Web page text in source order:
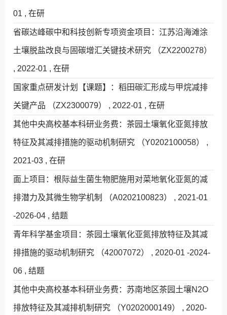
01 , 在研
省碳达峰碳中和科技创新专项资金项目：江苏沿海滩涂
土壤脱盐改良与固碳增汇关键技术研究 （ZX2200278）
, 2022-01 , 在研
国家重点研发计划【课题】：稻田碳汇形成与甲烷减排
关键产品 （ZX2300079） , 2022-01 , 在研
其他中央高校基本科研业务费：茶园土壤氧化亚氮排放
特征及其减排措施的驱动机制研究 （Y0202100058） ,
2021-03 , 在研
面上项目：根际益生菌生物肥施用对菜地氧化亚氮的减
排潜力及其微生物学机制 （A0202100823） , 2021-01
-2026-04 , 结题
青年科学基金项目：茶园土壤氧化亚氮排放特征及其减
排措施的驱动机制研究 （42007072） , 2020-01 -2024-
06 , 结题
其他中央高校基本科研业务费：苏南地区茶园土壤N2O
排放特征及其减排机制研究 （Y0202000149） , 2020-